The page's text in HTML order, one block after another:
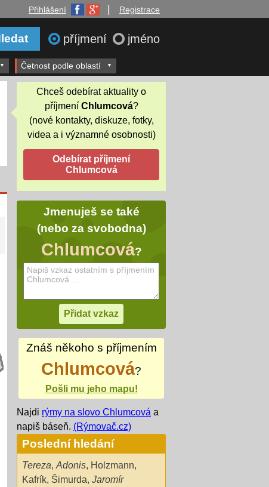
Přihlášení Registrace
příjmení jméno
Četnost podle oblastí
Chceš odebírat aktuality o
příjmení Chlumcová?
(nové kontakty, diskuze, fotky,
videa a i významné osobnosti)
Jmenuješ se také
(nebo za svobodna)
Chlumcová?
Znáš někoho s příjmením
Chlumcová?
Pošli mu jeho mapu!
Najdi rýmy na slovo Chlumcová a
napiš báseň. (Rýmovač.cz)
Poslední hledání
Tereza, Adonis, Holzmann,
Kafrík, Šimurda, Jaromír